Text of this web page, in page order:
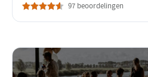
97 beoordelingen